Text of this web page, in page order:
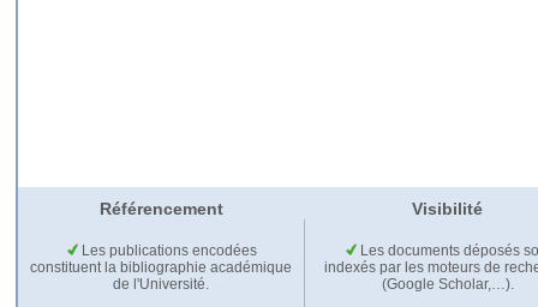
Référencement Visibilité
Les publications encodées
constituent la bibliographie académique
de l'Université.
Les documents déposés
indexés par les moteurs de
(Google Scholar,…).